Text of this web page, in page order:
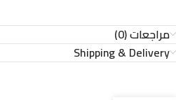
مراجعات (0)
Shipping & Delivery